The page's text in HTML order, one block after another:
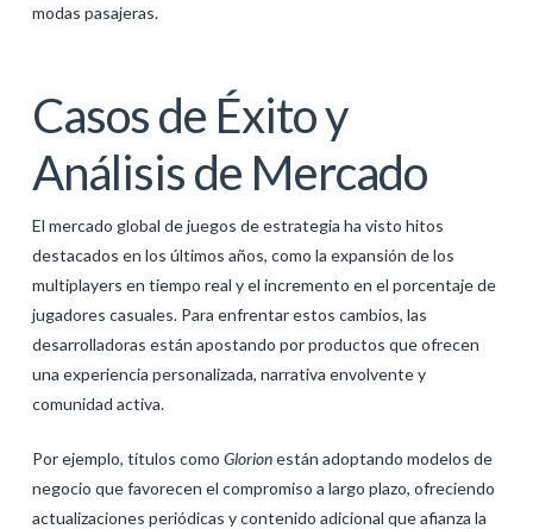
modas pasajeras.
Casos de Éxito y
Análisis de Mercado
El mercado global de juegos de estrategia ha visto hitos
destacados en los últimos años, como la expansión de los
multiplayers en tiempo real y el incremento en el porcentaje de
jugadores casuales. Para enfrentar estos cambios, las
desarrolladoras están apostando por productos que ofrecen
una experiencia personalizada, narrativa envolvente y
comunidad activa.
Por ejemplo, títulos como Glorionestán adoptando modelos de
negocio que favorecen el compromiso a largo plazo, ofreciendo
actualizaciones periódicas y contenido adicional que afianza la